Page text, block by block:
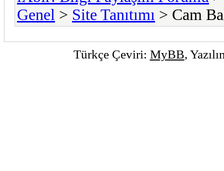
Genel > Site Tanıtımı > Cam
Türkçe Çeviri: MyBB,